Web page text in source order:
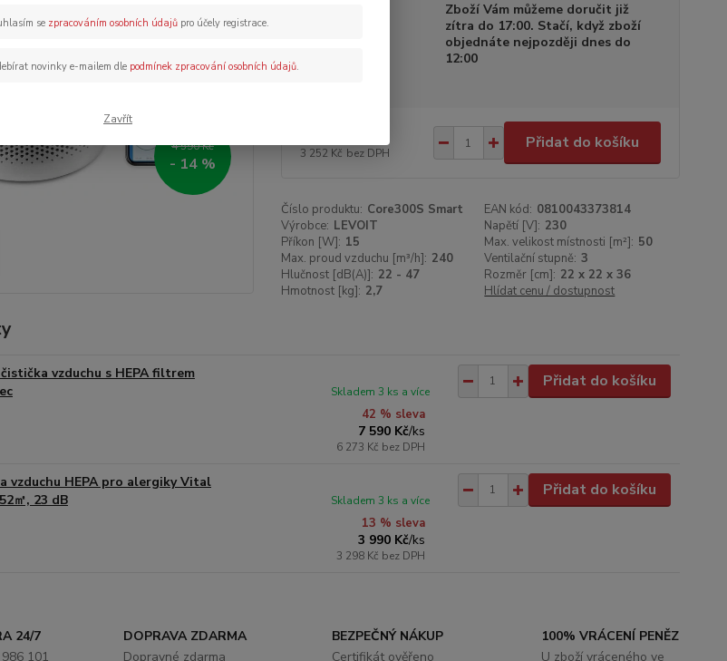
4 590 Kč
- 14 %
Zboží Vám můžeme doručit již
zítra do 17:00. Stačí, když zboží
objednáte nejpozději dnes do
12:00
3 252 Kč bez DPH
Přidat do košíku
Číslo produktu: Core300S Smart EAN kód: 0810043373814
Výrobce: LEVOIT Napětí [V]: 230
Příkon [W]: 15 Max. velikost místnosti [m²]: 50
Max. proud vzduchu [m³/h]: 240 Ventilační stupně: 3
Hlučnost [dB(A)]: 22 - 47 Rozměr [cm]: 22 x 22 x 36
Hmotnost [kg]: 2,7 Hlídat cenu / dostupnost
vzduchu s HEPA filtrem
42 % sleva
7 590 Kč/ks
6 273 Kč bez DPH
Skladem 3 ks a více
Přidat do košíku
vzduchu HEPA pro alergiky Vital
㎡, 23 dB
13 % sleva
3 990 Kč/ks
3 298 Kč bez DPH
Skladem 3 ks a více
Přidat do košíku
24/7
101
DOPRAVA ZDARMA
Dopravné zdarma
BEZPEČNÝ NÁKUP
Certifikát ověřeno
100% VRÁCENÍ PENĚZ
U zboží vráceného ve
se zpracováním osobních údajů pro účely registrace.
novinky e-mailem dle podmínek zpracování osobních údajů.
Zavřít